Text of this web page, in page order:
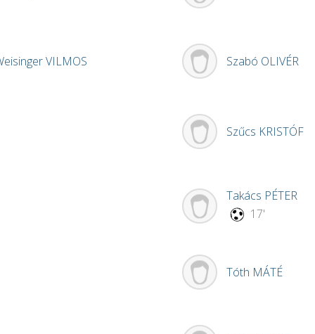
VILMOS Szabó OLIVÉR
Szűcs KRISTÓF
Takács PÉTER
17'
Tóth MÁTÉ